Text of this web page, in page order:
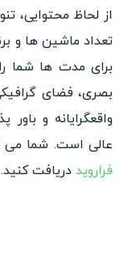
از لحاظ محتوایی،
تعداد ماشین ها و
برای مدت ها شما
بصری، فضای
واقعگرایانه و
عالی است. شما می
فراروید دریافت کنید.